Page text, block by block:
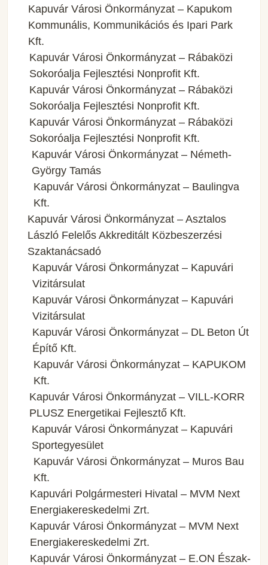
Kapuvár Városi Önkormányzat – Kapukom
Kommunális, Kommunikációs és Ipari Park
Kft.
Kapuvár Városi Önkormányzat – Rábaközi
Sokoróalja Fejlesztési Nonprofit Kft.
Kapuvár Városi Önkormányzat – Rábaközi
Sokoróalja Fejlesztési Nonprofit Kft.
Kapuvár Városi Önkormányzat – Rábaközi
Sokoróalja Fejlesztési Nonprofit Kft.
Kapuvár Városi Önkormányzat – Németh-
György Tamás
Kapuvár Városi Önkormányzat – Baulingva
Kft.
Kapuvár Városi Önkormányzat – Asztalos
László Felelős Akkreditált Közbeszerzési
Szaktanácsadó
Kapuvár Városi Önkormányzat – Kapuvári
Vizitársulat
Kapuvár Városi Önkormányzat – Kapuvári
Vizitársulat
Kapuvár Városi Önkormányzat – DL Beton Út
Építő Kft.
Kapuvár Városi Önkormányzat – KAPUKOM
Kft.
Kapuvár Városi Önkormányzat – VILL-KORR
PLUSZ Energetikai Fejlesztő Kft.
Kapuvár Városi Önkormányzat – Kapuvári
Sportegyesület
Kapuvár Városi Önkormányzat – Muros Bau
Kft.
Kapuvári Polgármesteri Hivatal – MVM Next
Energiakereskedelmi Zrt.
Kapuvár Városi Önkormányzat – MVM Next
Energiakereskedelmi Zrt.
Kapuvár Városi Önkormányzat – E.ON Észak-